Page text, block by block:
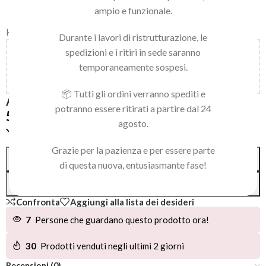
ampio e funzionale.
Durante i lavori di ristrutturazione, le
spedizioni e i ritiri in sede saranno
temporaneamente sospesi.
📦 Tutti gli ordini verranno spediti e
potranno essere ritirati a partire dal 24
agosto.
Grazie per la pazienza e per essere parte
di questa nuova, entusiasmante fase!
Home LINEA NAILS / NAIL ART E ACCESSORI ART DECOR
150,00€al carrello e ottieni la spedizione
AURORA PIGMENT 256 GREEN YELLOW
5,90
Alternative:
Confronta
Aggiungi alla lista dei desideri
7 Persone che guardano questo prodotto ora!
30 Prodotti venduti negli ultimi 2 giorni